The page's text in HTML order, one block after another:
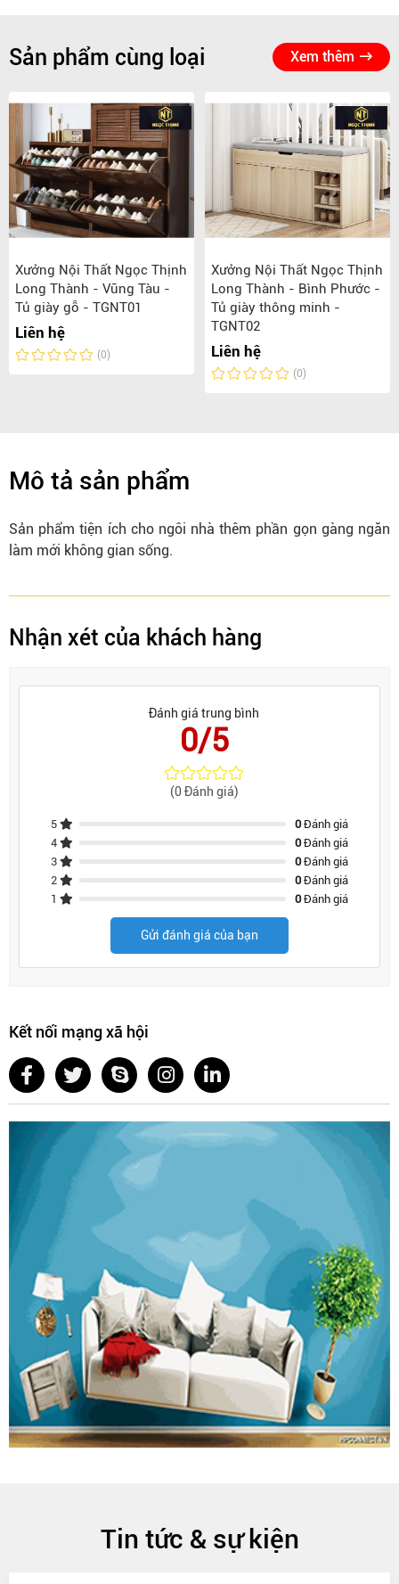
Sản phẩm cùng loại Xem thêm
Xưởng Nội Thất Ngọc Thịnh
Long Thành - Vũng Tàu -
Tủ giày gỗ - TGNT01
Liên hệ
(0)
Xưởng Nội Thất Ngọc Thịnh
Long Thành - Bình Phước -
Tủ giày thông minh -
TGNT02
Liên hệ
(0)
Mô tả sản phẩm
Sản phẩm tiện ích cho ngôi nhà thêm phần gọn gàng ngăn
làm mới không gian sống.
Nhận xét của khách hàng
Đánh giá trung bình
0/5
(0 Đánh giá)
5 0Đánh giá
4
0Đánh giá
3
0Đánh giá
2
0Đánh giá
1
0Đánh giá
Gửi đánh giá của bạn
Kết nối mạng xã hội
Tin tức & sự kiện